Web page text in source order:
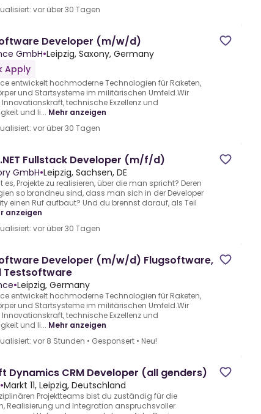
vor über 30 Tagen
Developer (m/w/d)
GmbH•Leipzig, Saxony, Germany
Apply
entwickelt hochmoderne Technologien für Raketen,
und Startsysteme im militärischen Umfeld.Wir
technische Exzellenz und
und li... Mehr anzeigen
vor über 30 Tagen
Fullstack Developer (m/f/d)
GmbH•Leipzig, Sachsen, DE
es, Projekte zu realisieren, über die man spricht? Deren
so brandneu sind, dass man sich in der Developer
einen Ruf aufbaut? Und du brennst darauf, als Teil
anzeigen
vor über 30 Tagen
Developer (m/w/d) Flugsoftware,
Testsoftware
•Leipzig, Germany
entwickelt hochmoderne Technologien für Raketen,
und Startsysteme im militärischen Umfeld.Wir
technische Exzellenz und
und li... Mehr anzeigen
vor 8 Stunden • Gesponsert • Neu!
Dynamics CRM Developer (all genders)
•Markt 11, Leipzig, Deutschland
Projektteams bist du zuständig für die
Realisierung und Integration anspruchsvoller